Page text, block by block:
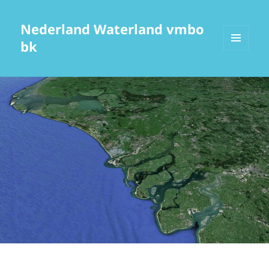
Nederland Waterland vmbo
bk
WIDGETS